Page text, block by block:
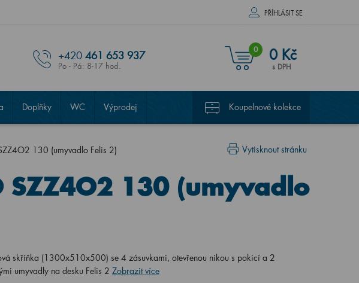
PŘÍHLÁSIT SE
+420 461 653 937
Po - Pá: 8-17 hod.
0 0 Kč
s DPH
Doplňky WC Výprodej Koupelnové kolekce
Vytisknout stránku
130 (umyvadlo Felis 2)
130 (umyvadlo
skříňka (1300x510x500) se 4 zásuvkami, otevřenou nikou s pokicí a 2
umyvadly na desku Felis 2 Zobrazit více